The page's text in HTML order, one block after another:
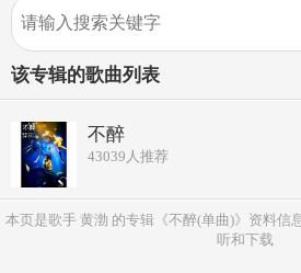
该专辑的歌曲列表
不醉
43039 人推荐
本页是歌手 黄渤 的专辑《不醉(单曲)》资料信
听和下载